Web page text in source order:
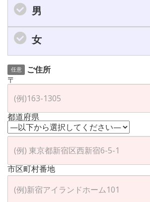
男
女
任意
ご住所
〒
都道府県
市区町村番地